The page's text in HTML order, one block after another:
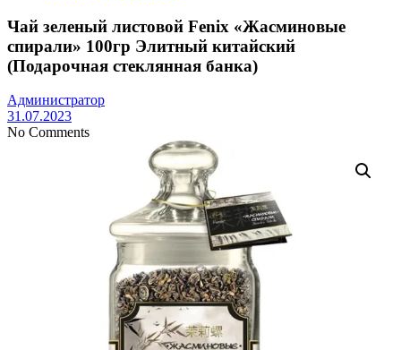
Чай зеленый листовой Fenix «Жасминовые
спирали» 100гр Элитный китайский
(Подарочная стеклянная банка)
Администратор
31.07.2023
No Comments